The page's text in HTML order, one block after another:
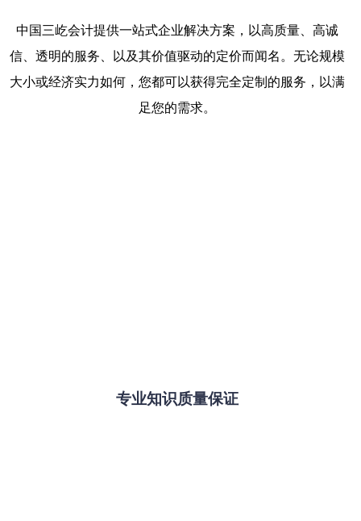
中国三屹会计提供一站式企业解决方案，以高质量、高诚
信、透明的服务、以及其价值驱动的定价而闻名。无论规模
大小或经济实力如何，您都可以获得完全定制的服务，以满
足您的需求。
专业知识质量保证